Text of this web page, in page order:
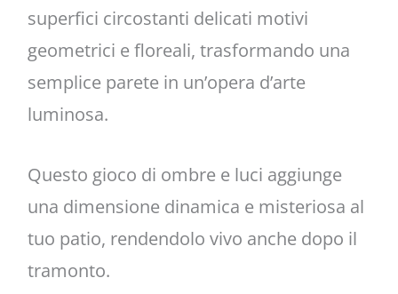
superfici circostanti delicati motivi
geometrici e floreali, trasformando una
semplice parete in un’opera d’arte
luminosa.
Questo gioco di ombre e luci aggiunge
una dimensione dinamica e misteriosa al
tuo patio, rendendolo vivo anche dopo il
tramonto.